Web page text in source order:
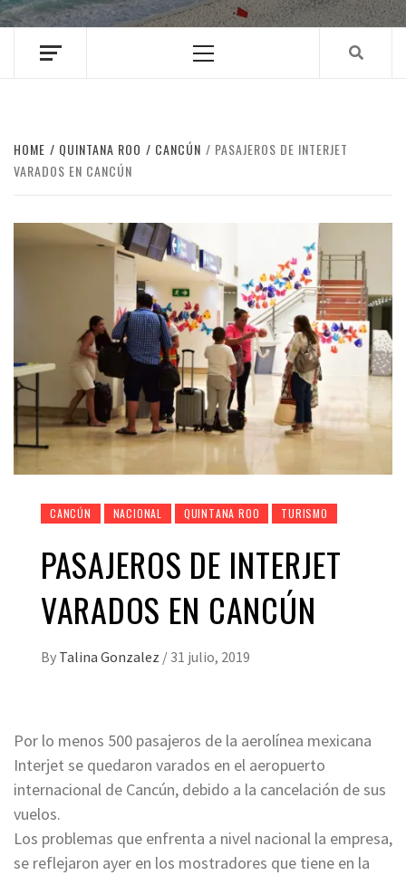
Menu
HOME QUINTANA ROO CANCÚN
PASAJEROS DE INTERJET
VARADOS EN CANCÚN
CANCÚN NACIONAL QUINTANA ROO TURISMO
PASAJEROS DE INTERJET
VARADOS EN CANCÚN
By Talina Gonzalez / 31 julio, 2019
Por lo menos 500 pasajeros de la aerolínea mexicana
Interjet se quedaron varados en el aeropuerto
internacional de Cancún, debido a la cancelación de sus
vuelos.
Los problemas que enfrenta a nivel nacional la empresa,
se reflejaron ayer en los mostradores que tiene en la